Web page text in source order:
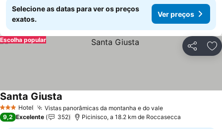
Selecione as datas para ver os preços
exatos.
Ver preços
Partilhar
Escolha popular
3 EstrelasHotel Vistas panorâmicas da montanha e do valeVer preços
Santa Giusta
9,2 Excelente 352 Picinisco, a 18.2 km de Roccasecca